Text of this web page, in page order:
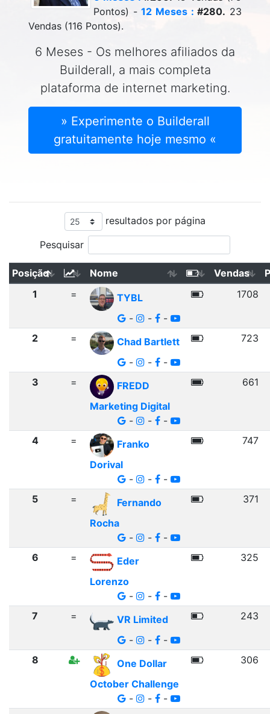
Pontos) -12 Meses : #280. 23
Vendas (116 Pontos).
6 Meses - Os melhores afiliados da
Builderall, a mais completa
plataforma de internet marketing.
» Experimente o Builderall
gratuitamente hoje mesmo «
resultados por página
Pesquisar
Posição Nome Vendas
1
=
TYBL
-
- -
1708
2 =
Chad Bartlett
-
- -
723
3 =
FREDD
Marketing Digital
-
- -
661
4 =
Franko
Dorival
-
- -
747
5 =
Fernando
Rocha
-
- -
371
6 =
Eder
Lorenzo
-
- -
325
7 =
VR Limited
-
- -
243
8
One Dollar
October Challenge
-
- -
306